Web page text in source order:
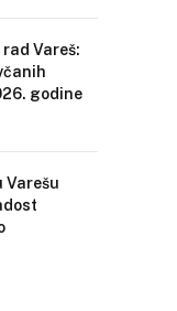
Vareš:
godine
Varešu